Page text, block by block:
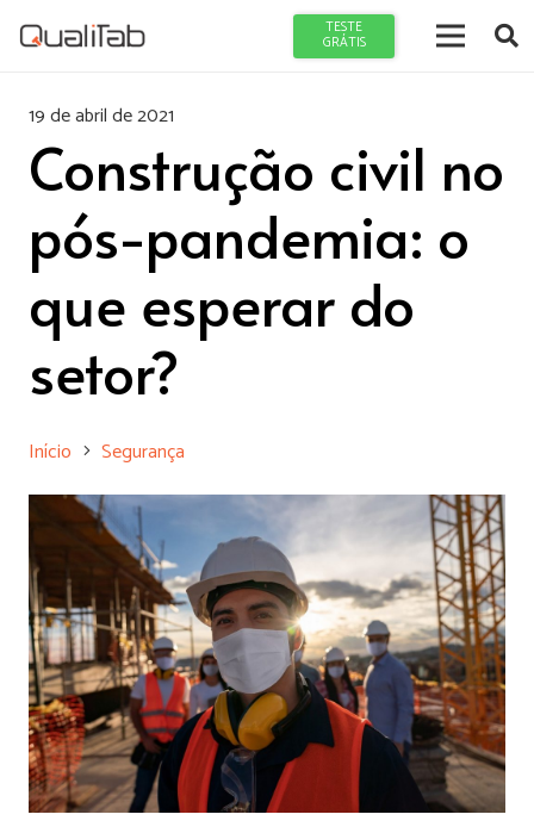
TESTE
GRÁTIS
19 de abril de 2021
Construção civil no
pós-pandemia: o
que esperar do
setor?
Início Segurança